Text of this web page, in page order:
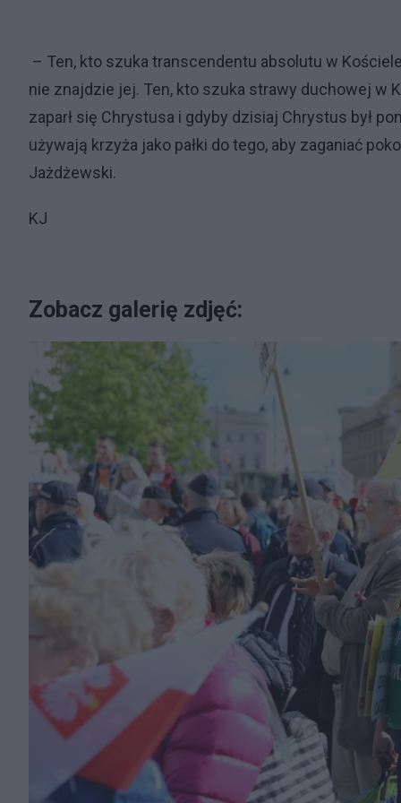
– Ten, kto szuka transcendentu absolutu w
nie znajdzie jej. Ten, kto szuka strawy duchowej w
zaparł się Chrystusa i gdyby dzisiaj Chrystus był
używają krzyża jako pałki do tego, aby zaganiać
Jażdżewski.
KJ
Zobacz galerię zdjęć: